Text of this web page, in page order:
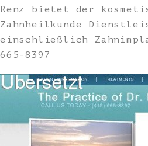
Renz bietet der
Zahnheilkunde
einschließlich
665-8397